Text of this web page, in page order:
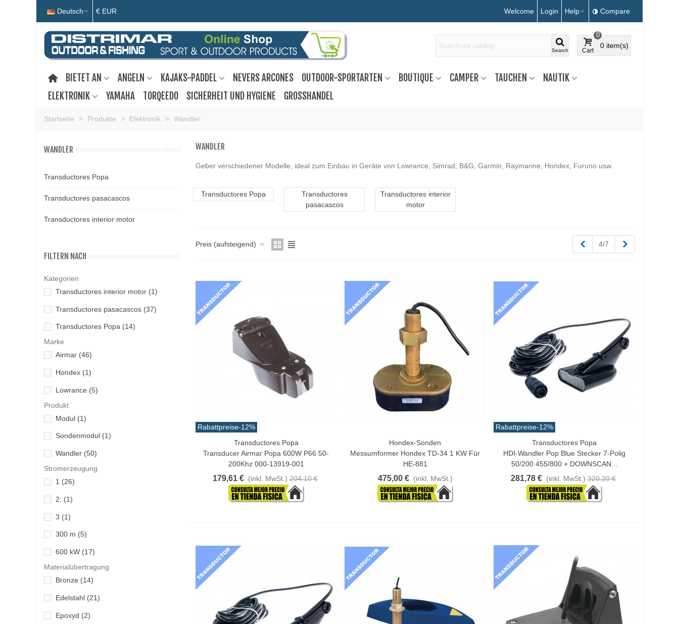
Deutsch € EUR Welcome Login Help Compare
Search Cart
0
0 item(s)
BIETET AN ANGELN KAJAKS-PADDEL NEVERS ARCONES OUTDOOR-SPORTARTEN BOUTIQUE CAMPER TAUCHEN
NAUTIK
ELEKTRONIK
YAMAHA TORQEEDO SICHERHEIT UND HYGIENE GROSSHANDEL
Startseite > Produkte > Elektronik > Wandler
WANDLER
Transductores Popa
Transductores pasacascos
Transductores interior motor
FILTERN NACH
Kategorien
Transductores interior motor (1)
Transductores pasacascos (37)
Transductores Popa (14)
Marke
Airmar (46)
Hondex (1)
Lowrance (5)
Produkt
Modul (1)
Sondenmodul (1)
Wandler (50)
Stromerzeugung
1 (26)
2. (1)
3 (1)
300 m (5)
600 kW (17)
Materialübertragung
Bronze (14)
Edelstahl (21)
Epoxyd (2)
WANDLER
Geber verschiedener Modelle, ideal zum Einbau in Geräte von Lowrance, Simrad, B&G, Garmin, Raymarine, Hondex, Furuno usw.
Transductores Popa
Transductores
pasacascos
Transductores interior
motor
Preis (aufsteigend) Zurück
4/7
Rabattpreise-12%
In Den WarenkorbTransductores Popa
Transducer Airmar Popa 600W P66 50-
200Khz 000-13919-001
179,61 € (inkl. MwSt.) 204,10 €
In Den WarenkorbHondex-Sonden
Messumformer Hondex TD-34 1 KW Für
HE-881
475,00 € (inkl. MwSt.)
Rabattpreise-12%
In Den WarenkorbTransductores Popa
HDI-Wandler Pop Blue Stecker 7-Polig
50/200 455/800 + DOWNSCAN...
281,78 € (inkl. MwSt.) 320,20 €